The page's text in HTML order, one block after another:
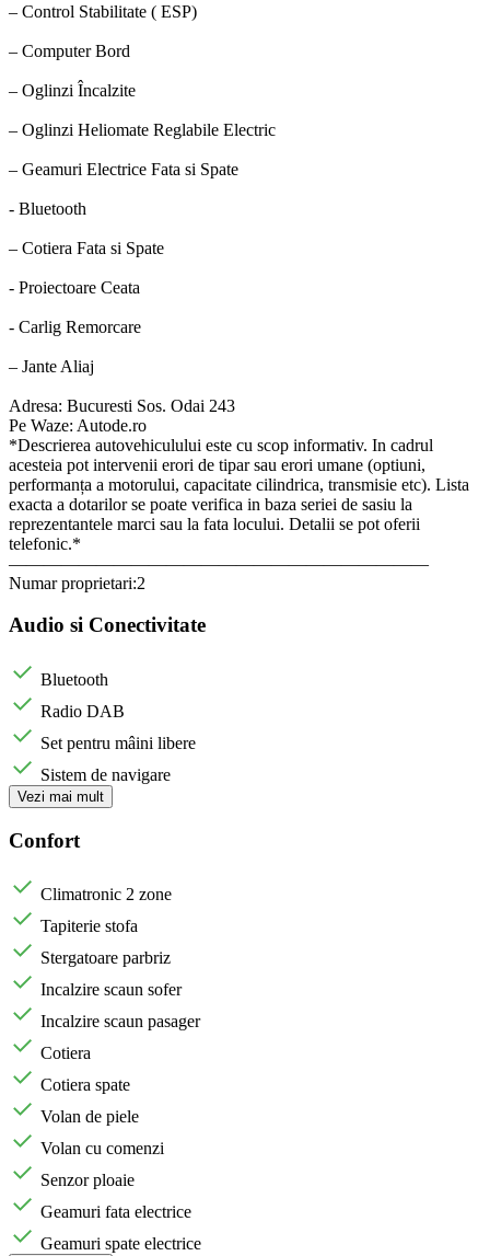
– Control Stabilitate ( ESP)
– Computer Bord
– Oglinzi Încalzite
– Oglinzi Heliomate Reglabile Electric
– Geamuri Electrice Fata si Spate
- Bluetooth
– Cotiera Fata si Spate
- Proiectoare Ceata
- Carlig Remorcare
– Jante Aliaj
Adresa: Bucuresti Sos. Odai 243
Pe Waze: Autode.ro
*Descrierea autovehiculului este cu scop informativ. In cadrul
acesteia pot intervenii erori de tipar sau erori umane (optiuni,
performanța a motorului, capacitate cilindrica, transmisie etc). Lista
exacta a dotarilor se poate verifica in baza seriei de sasiu la
reprezentantele marci sau la fata locului. Detalii se pot oferii
telefonic.*
————————————————————————
Numar proprietari:2
Audio si Conectivitate
Bluetooth
Radio DAB
Set pentru mâini libere
Sistem de navigare
Vezi mai mult
Confort
Climatronic 2 zone
Tapiterie stofa
Stergatoare parbriz
Incalzire scaun sofer
Incalzire scaun pasager
Cotiera
Cotiera spate
Volan de piele
Volan cu comenzi
Senzor ploaie
Geamuri fata electrice
Geamuri spate electrice